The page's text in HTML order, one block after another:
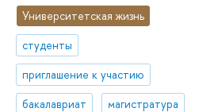
Университетская жизнь
студенты
приглашение к участию
бакалавриат
магистратура